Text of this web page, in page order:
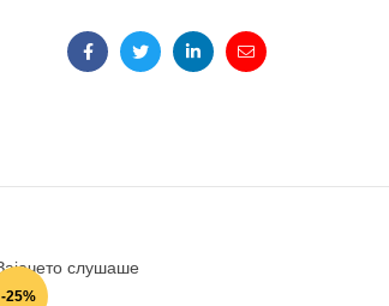
FacebookTwitterLinkedinEmail
-25%